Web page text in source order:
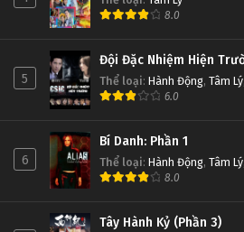
8.0
5
Đội Đặc Nhiệm Hiện
Thể loại: Hành Động, Tâm Lý
6.0
6
Bí Danh: Phần 1
Thể loại: Hành Động, Tâm Lý
8.0
Tây Hành Kỷ (Phần 3)